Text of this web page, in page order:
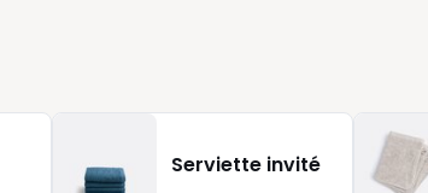
Serviette invité